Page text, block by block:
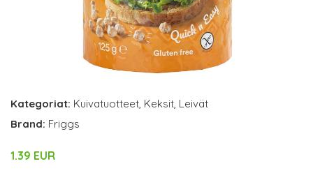
Kategoriat: Kuivatuotteet, Keksit, Leivät
Brand: Friggs
1.39 EUR